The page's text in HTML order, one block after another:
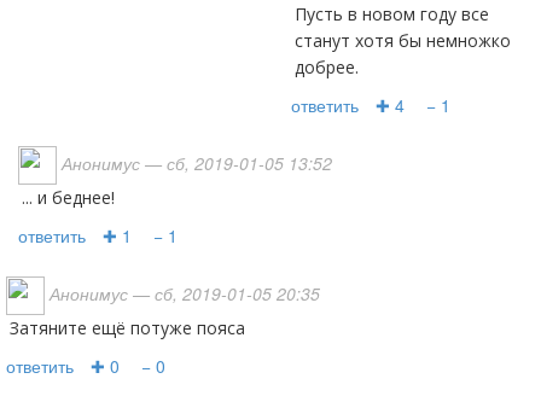
Пусть в новом году все
станут хотя бы немножко
добрее.
ответить ✚ 4 − 1
Анонимус — сб, 2019-01-05 13:52
... и беднее!
ответить ✚ 1 − 1
Анонимус — сб, 2019-01-05 20:35
затяните ещё потуже пояса
ответить ✚ 0 − 0